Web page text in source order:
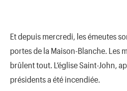
Et depuis mercredi, les émeutes
portes de la Maison-Blanche. Les
brûlent tout. L’église Saint-John,
présidents a été incendiée.